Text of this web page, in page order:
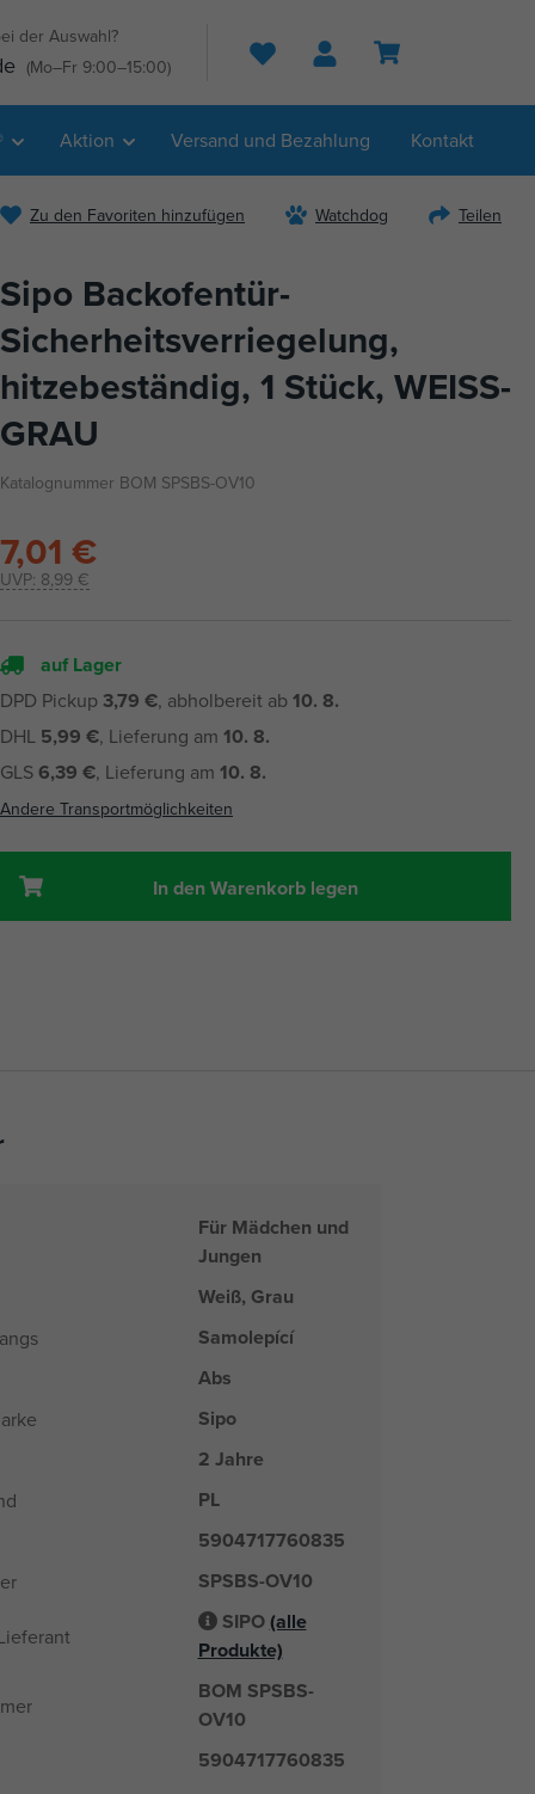
der Auswahl?
(Mo–Fr 9:00–15:00) Suche
Aktion Versand und Bezahlung Kontakt
Zu den Favoriten hinzufügen Watchdog Teilen
Sipo Backofentür-
Sicherheitsverriegelung,
hitzebeständig, 1 Stück, WEISS-
GRAU
Katalognummer BOM SPSBS-OV10
UVP: 8,99 €
7,01 €
auf Lager
DPD Pickup 3,79 €, abholbereit ab 10. 8.
DHL 5,99 €, Lieferung am 10. 8.
GLS6,39 €, Lieferung am 10. 8.
Andere Transportmöglichkeiten
In den Warenkorb legen
Für Mädchen und
Jungen
Weiß, Grau
Samolepící
Abs
Sipo
2 Jahre
PL
5904717760835
SPSBS-OV10
SIPO(alle
Produkte)
BOM SPSBS-
OV10
5904717760835